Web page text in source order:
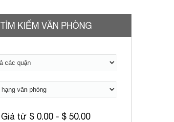
TÌM KIẾM VĂN PHÒNG
Giá từ $ 0.00 - $ 50.00